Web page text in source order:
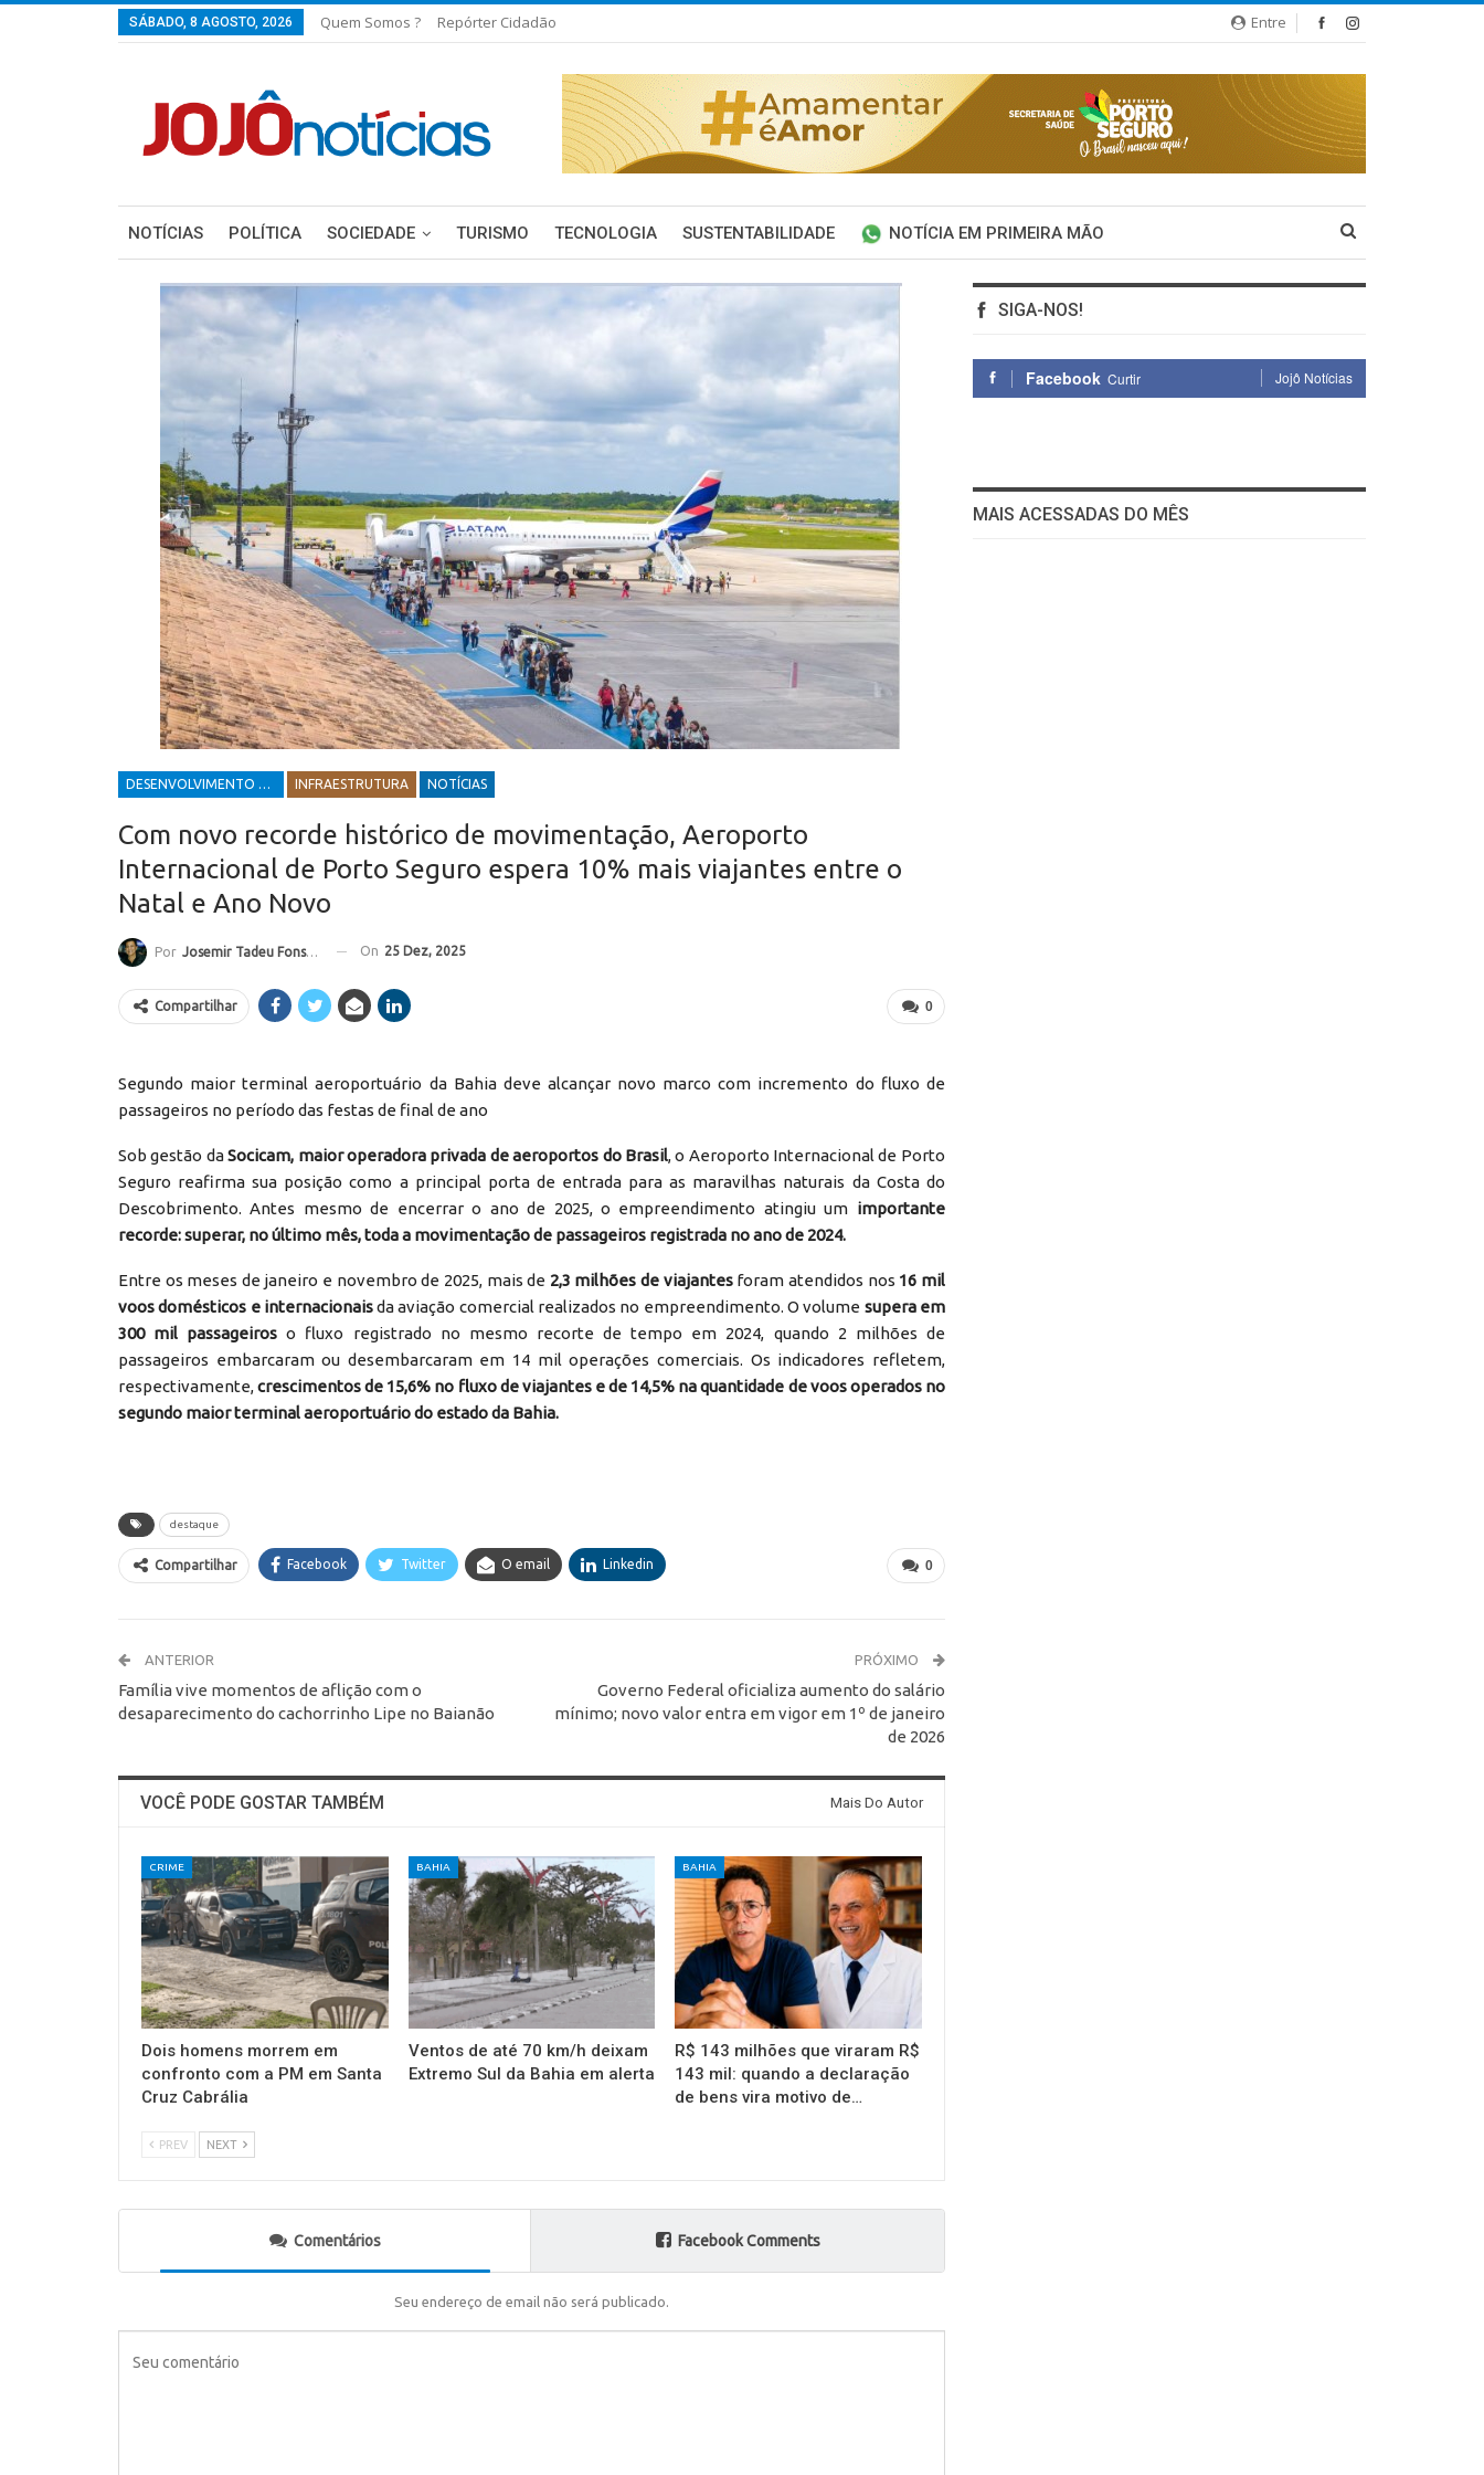
Entre
SÁBADO, 8 AGOSTO, 2026 Quem Somos ? Repórter Cidadão
NOTÍCIAS POLÍTICA SOCIEDADE TURISMO TECNOLOGIA SUSTENTABILIDADE NOTÍCIA EM PRIMEIRA MÃO
DESENVOLVIMENTO ECONÔMICO E SOCIAL INFRAESTRUTURA NOTÍCIAS
Com novo recorde histórico de movimentação, Aeroporto
Internacional de Porto Seguro espera 10% mais viajantes entre o
Natal e Ano Novo
Por Josemir Tadeu Fonseca On 25 Dez, 2025
0
Compartilhar
Segundo maior terminal aeroportuário da Bahia deve alcançar novo marco com incremento do fluxo de
passageiros no período das festas de final de ano
Sob gestão daSocicam, maior operadora privada de aeroportos do Brasil, o Aeroporto Internacional de Porto
Seguro reafirma sua posição como a principal porta de entrada para as maravilhas naturais da Costa do
Descobrimento. Antes mesmo de encerrar o ano de 2025, o empreendimento atingiu um importante
recorde: superar, no último mês, toda a movimentação de passageiros registrada no ano de 2024.
Entre os meses de janeiro e novembro de 2025, mais de 2,3 milhões de viajantes foram atendidos nos 16 mil
voos domésticos e internacionaisda aviação comercial realizados no empreendimento. O volume supera em
300 mil passageiroso fluxo registrado no mesmo recorte de tempo em 2024, quando 2 milhões de
passageiros embarcaram ou desembarcaram em 14 mil operações comerciais. Os indicadores refletem,
respectivamente,crescimentos de 15,6% no fluxo de viajantes e de 14,5% na quantidade de voos operados no
segundo maior terminal aeroportuário do estado da Bahia.
destaque
0
Compartilhar Facebook Twitter O email Linkedin
ANTERIOR
Família vive momentos de aflição com o
desaparecimento do cachorrinho Lipe no Baianão
PRÓXIMO
Governo Federal oficializa aumento do salário
mínimo; novo valor entra em vigor em 1º de janeiro
de 2026
VOCÊ PODE GOSTAR TAMBÉM Mais Do Autor
CRIME
Dois homens morrem em
confronto com a PM em Santa
Cruz Cabrália
BAHIA
Ventos de até 70 km/h deixam
Extremo Sul da Bahia em alerta
BAHIA
R$ 143 milhões que viraram R$
143 mil: quando a declaração
de bens vira motivo de…
PREV NEXT
Comentários Facebook Comments
Seu endereço de email não será publicado.
SIGA-NOS!
Facebook Curtir Jojô Notícias
MAIS ACESSADAS DO MÊS